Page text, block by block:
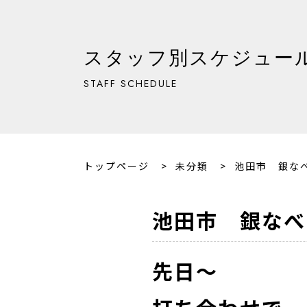
スタッフ別スケジュー
STAFF SCHEDULE
トップページ > 未分類 > 池田市 銀な
池田市 銀なべ
先日～